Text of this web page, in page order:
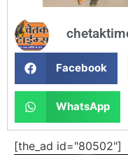
Facebook
WhatsApp
[the_ad id="80502"]